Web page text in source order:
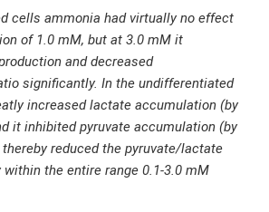
cells ammonia had virtually no effect
of 1.0 mM, but at 3.0 mM it
and decreased
significantly. In the undifferentiated
increased lactate accumulation (by
it inhibited pyruvate accumulation (by
reduced the pyruvate/lactate
the entire range 0.1-3.0 mM